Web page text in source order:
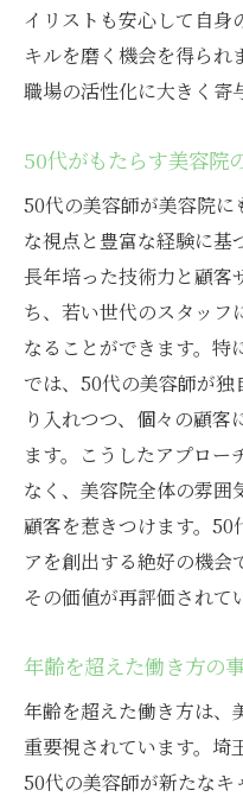
イリストも安心して自身
キルを磨く機会を得られ
職場の活性化に大きく寄
50代がもたらす美容院
50代の美容師が美容院
な視点と豊富な経験に基
長年培った技術力と顧客
ち、若い世代のスタッフ
なることができます。特
では、50代の美容師が
り入れつつ、個々の顧
ます。こうしたアプロー
なく、美容院全体の雰囲
顧客を惹きつけます。50
アを創出する絶好の機会
その価値が再評価されて
年齢を超えた働き方の
年齢を超えた働き方は、
重要視されています。埼
50代の美容師が新たな